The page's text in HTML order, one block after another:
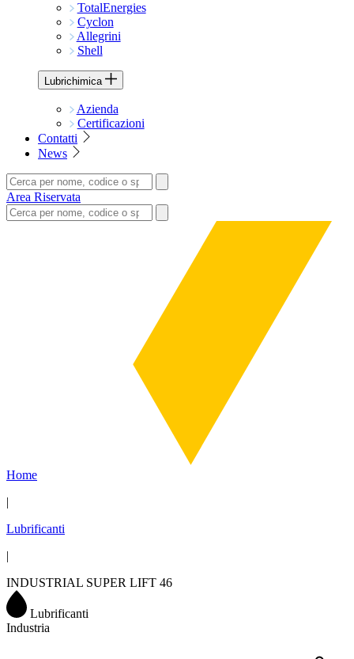
TotalEnergies
Cyclon
Allegrini
Shell
Lubrichimica
Azienda
Certificazioni
Contatti
News
Area Riservata
Home
|
Lubrificanti
|
INDUSTRIAL SUPER LIFT 46
Lubrificanti
Industria